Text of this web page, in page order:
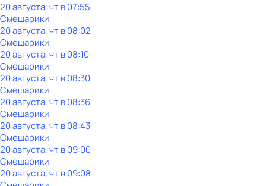
20 августа, чт в 07:55
Смешарики
20 августа, чт в 08:02
Смешарики
20 августа, чт в 08:10
Смешарики
20 августа, чт в 08:30
Смешарики
20 августа, чт в 08:36
Смешарики
20 августа, чт в 08:43
Смешарики
20 августа, чт в 09:00
Смешарики
20 августа, чт в 09:08